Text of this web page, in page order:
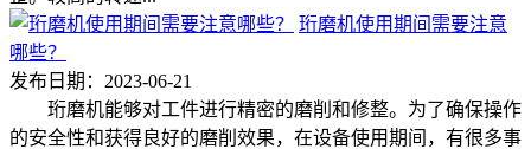
珩磨机使用期间需要注意
哪些？
发布日期：2023-06-21
珩磨机能够对工件进行精密的磨削和修整。为了确保操作
的安全性和获得良好的磨削效果，在设备使用期间，有很多事